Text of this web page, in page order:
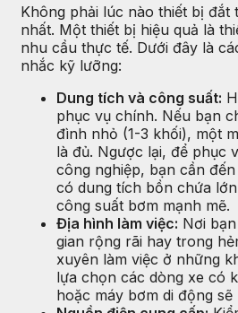
Không phải lúc nào thiết bị đắt
nhất. Một thiết bị hiệu quả là
nhu cầu thực tế. Dưới đây là
nhắc kỹ lưỡng:
Dung tích và công suất:
phục vụ chính. Nếu bạn
đình nhỏ (1-3 khối), một
là đủ. Ngược lại, để phục
công nghiệp, bạn cần
có dung tích bồn chứa
công suất bơm mạnh mẽ.
Địa hình làm việc: Nơi
gian rộng rãi hay trong
xuyên làm việc ở những
lựa chọn các dòng xe có
hoặc máy bơm di động